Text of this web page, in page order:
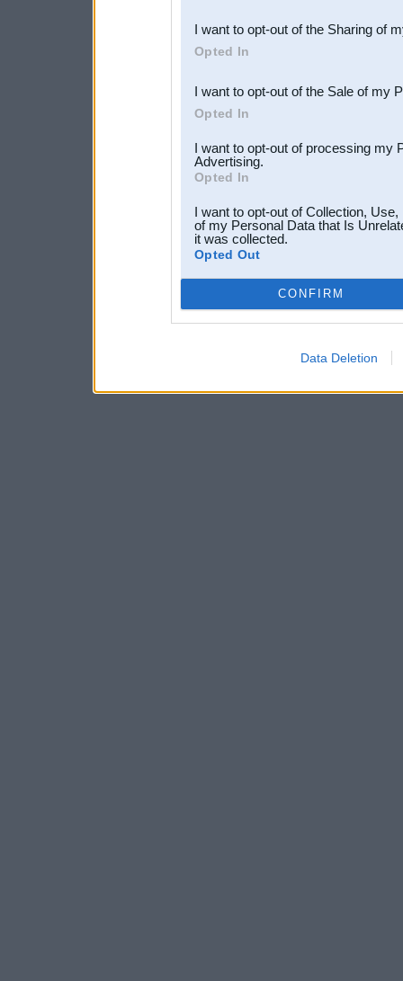
Downstream Participants
third parties.
I want to opt-out of the Sharing of
Opted In
I want to opt-out of the Sale of my
Opted In
I want to opt-out of processing my
Advertising.
Opted In
I want to opt-out of Collection,
of my Personal Data that Is
it was collected.
Opted Out
CONFIRM
Data Deletion